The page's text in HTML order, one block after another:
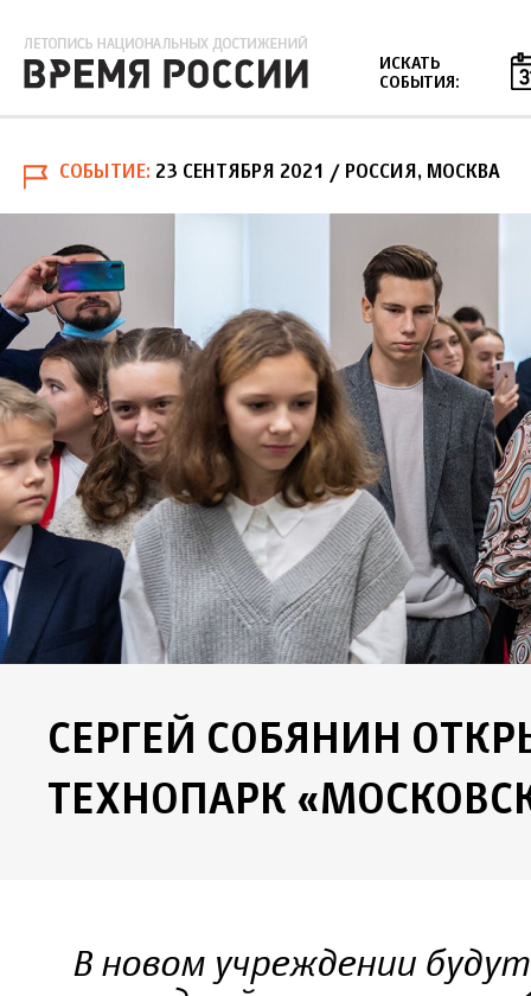
ИСКАТЬ
СОБЫТИЯ:
СОБЫТИЕ 23 СЕНТЯБРЯ 2021 / РОССИЯ, МОСКВА
СЕРГЕЙ СОБЯНИН
ТЕХНОПАРК
В новом учреждении